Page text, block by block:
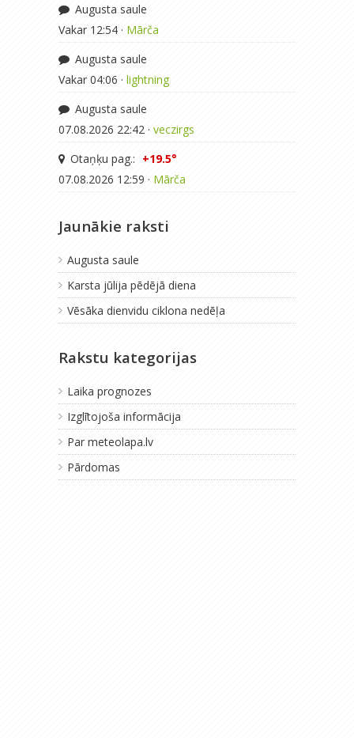
Augusta saule
Vakar 12:54 · Mārča
Augusta saule
Vakar 04:06 · lightning
Augusta saule
07.08.2026 22:42 · veczirgs
Otaņķu pag.: +19.5°
07.08.2026 12:59 · Mārča
Jaunākie raksti
Augusta saule
Karsta jūlija pēdējā diena
Vēsāka dienvidu ciklona nedēļa
Rakstu kategorijas
Laika prognozes
Izglītojoša informācija
Par meteolapa.lv
Pārdomas